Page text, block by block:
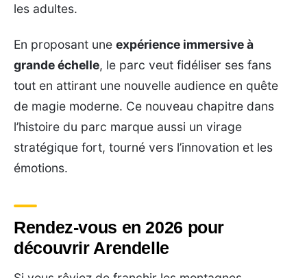
les adultes.
En proposant une expérience immersive à
grande échelle, le parc veut fidéliser ses fans
tout en attirant une nouvelle audience en quête
de magie moderne. Ce nouveau chapitre dans
l’histoire du parc marque aussi un virage
stratégique fort, tourné vers l’innovation et les
émotions.
Rendez-vous en 2026 pour
découvrir Arendelle